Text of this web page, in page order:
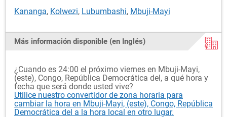
Kananga, Kolwezi, Lubumbashi, Mbuji-Mayi
Más información disponible (en Inglés)
¿Cuando es 24:00 el próximo viernes en Mbuji-Mayi,
(este), Congo, República Democrática del, a qué hora y
fecha que será donde usted vive?
Utilice nuestro convertidor de zona horaria para
cambiar la hora en Mbuji-Mayi, (este), Congo, República
Democrática del a la hora local en otro lugar.